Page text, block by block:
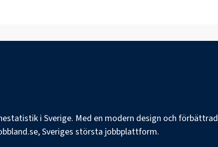
i Sverige. Med en modern design och
Sveriges största jobbplattform.